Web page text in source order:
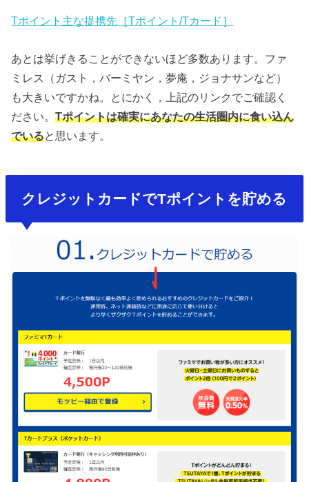
Tポイント主な提携先［Tポイント/Tカード］
あとは挙げきることができないほど多数あります。ファ
ミレス（ガスト，バーミヤン，夢庵，ジョナサンなど）
も大きいですかね。とにかく，上記のリンクでご確認く
ださい。Tポイントは確実にあなたの生活圏内に食い込ん
でいると思います。
クレジットカードでTポイントを貯める